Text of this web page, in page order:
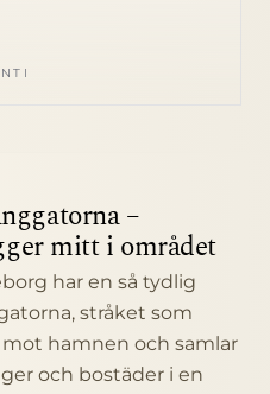
–
mitt i området
har en så tydlig
stråket som
hamnen och samlar
och bostäder i en